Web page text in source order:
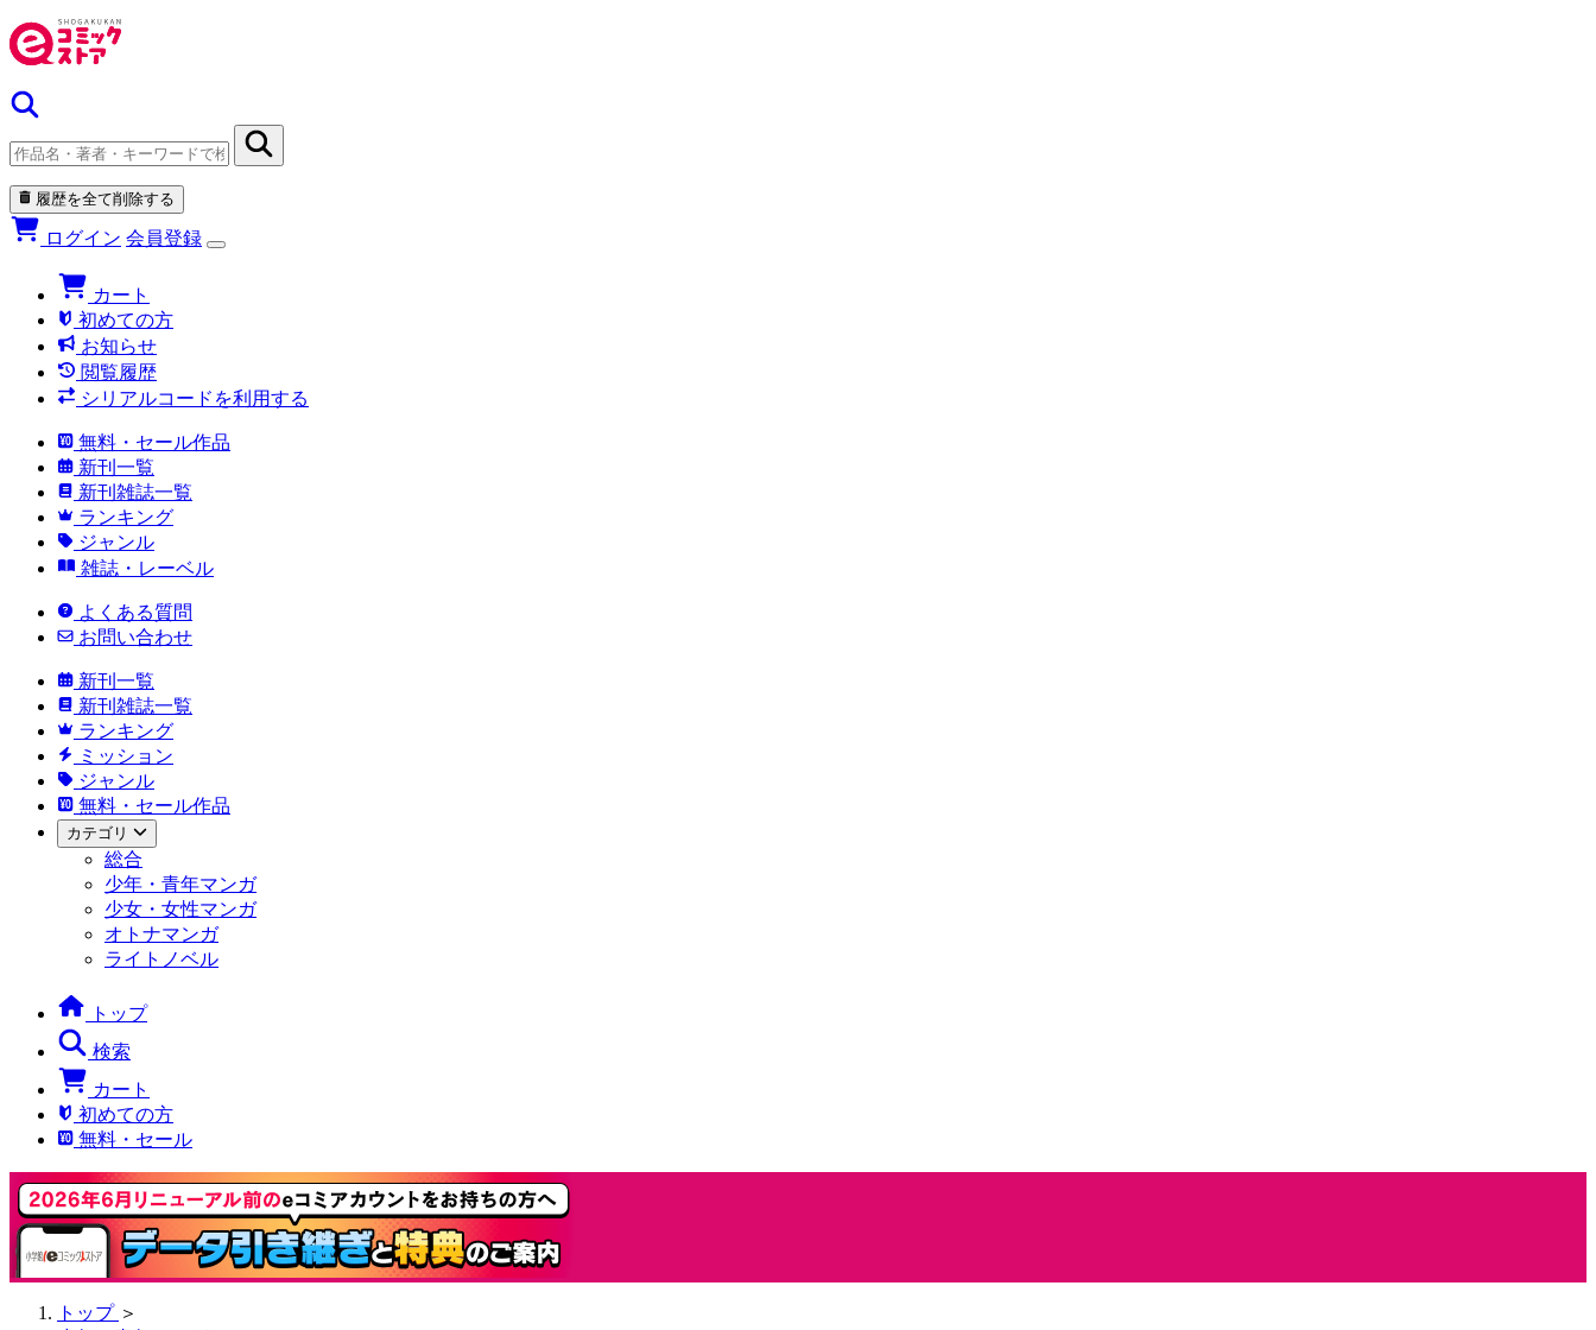
履歴を全て削除する
ログイン 会員登録
カート
初めての方
お知らせ
閲覧履歴
シリアルコードを利用する
無料・セール作品
新刊一覧
新刊雑誌一覧
ランキング
ジャンル
雑誌・レーベル
よくある質問
お問い合わせ
新刊一覧
新刊雑誌一覧
ランキング
ミッション
ジャンル
無料・セール作品
カテゴリ
総合
少年・青年マンガ
少女・女性マンガ
オトナマンガ
ライトノベル
トップ
検索
カート
初めての方
無料・セール
トップ ＞